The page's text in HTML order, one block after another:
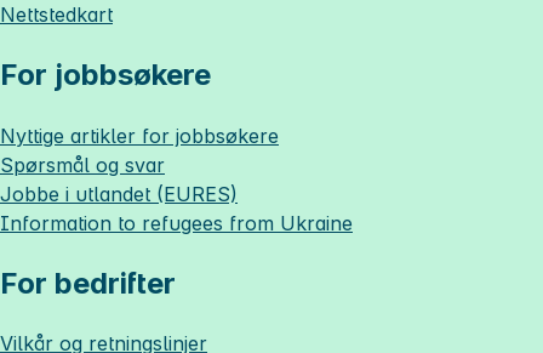
Nettstedkart
For jobbsøkere
Nyttige artikler for jobbsøkere
Spørsmål og svar
Jobbe i utlandet (EURES)
Information to refugees from Ukraine
For bedrifter
Vilkår og retningslinjer